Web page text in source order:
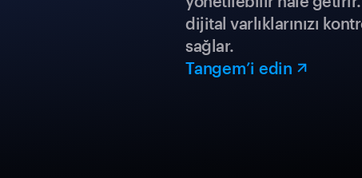
dijital varlıklarınızı
sağlar.
Tangem’i edin